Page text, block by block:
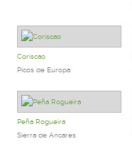
Coriscao
Picos de Europa
Peña Rogueira
Sierra de Ancares